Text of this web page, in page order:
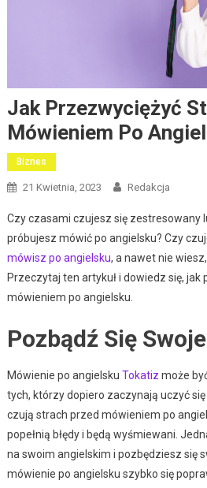
Jak Przezwyciężyć
Mówieniem Po
Biznes
21 Kwietnia, 2023 Redakcja
Czy czasami czujesz się zestresowany
próbujesz mówić po angielsku? Czy
mówisz po angielsku, a nawet nie
Przeczytaj ten artykuł i dowiedz się,
mówieniem po angielsku.
Pozbądź Się
Mówienie po angielsku Tokatiz może
tych, którzy dopiero zaczynają uczyć
czują strach przed mówieniem po
popełnią błędy i będą wyśmiewani.
na swoim angielskim i pozbędziesz się
mówienie po angielsku szybko się